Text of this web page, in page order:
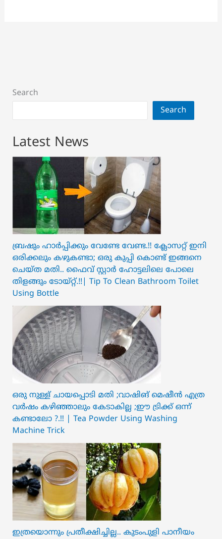
Search
Search
Latest News
ബ്രഷും ഹാർപ്പിക്കും വേണ്ടേ വേണ്ട.!! ക്ലോസറ്റ് ഇനി
ഒരിക്കലും കഴുകണ്ടാ; ഒരു കുപ്പി കൊണ്ട് ഇങ്ങനെ
ചെയ്ത മതി.. ഫൈവ് സ്റ്റാർ ഹോട്ടലിലെ പോലെ
തിളങ്ങും ടോയ്റ്റ്.!!| Tip To Clean Bathroom Toilet
Using Bottle
ഒരു നുള്ള് ചായപ്പൊടി മതി ;വാഷിങ് മെഷീൻ എത്ര
വർഷം കഴിഞ്ഞാലും കേടാകില്ല ;ഈ ട്രിക്ക് ഒന്ന്
കണ്ടാലോ ?.!! | Tea Powder Using Washing
Machine Trick
ഇത്രയൊന്നും പ്രതീക്ഷിച്ചില്ല.. ക‍ു‌ടംപുളി പാനീയം